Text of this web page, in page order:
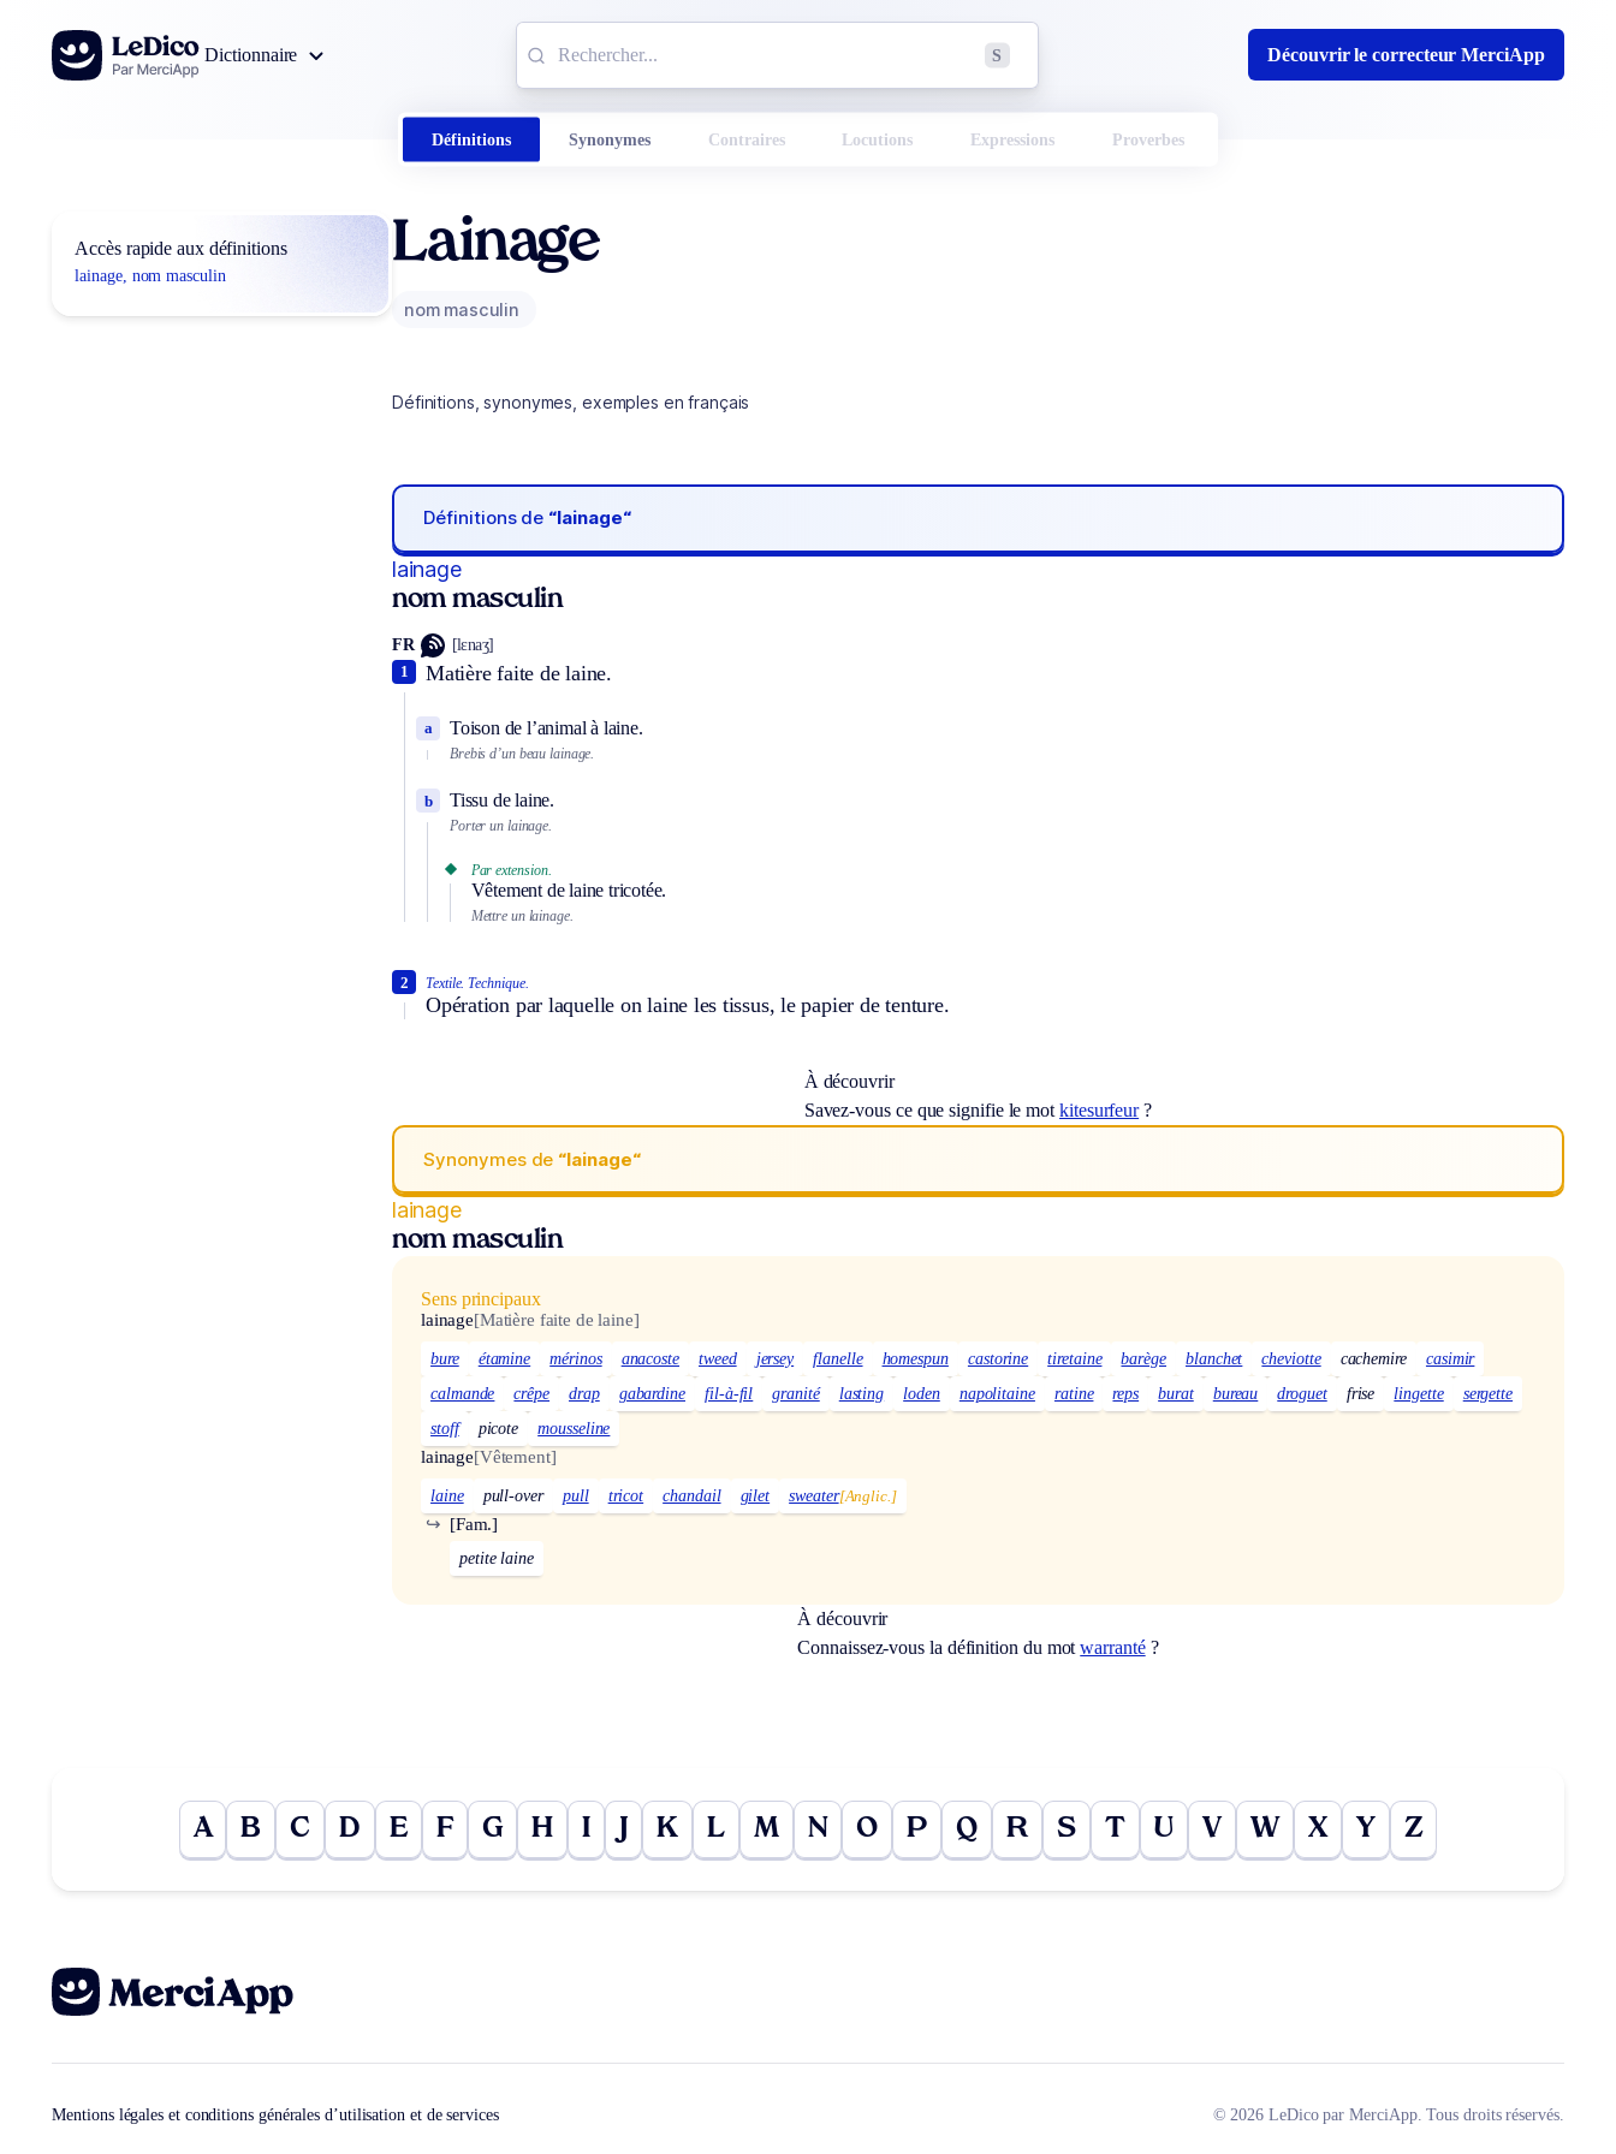
Aller au contenu
Dictionnaire
S Découvrir le correcteur MerciApp
Définitions Synonymes Contraires Locutions Expressions Proverbes
Accès rapide aux définitions
lainage, nom masculin
Lainage
nom masculin
Définitions, synonymes, exemples en français
Définitions de “lainage“
lainage
nom masculin
FR [lɛnaʒ]
Matière faite de laine.
1
Toison de l’animal à laine.
a
Brebis d’un beau lainage.
Tissu de laine.
b
Porter un lainage.
Par extension.
Vêtement de laine tricotée.
Mettre un lainage.
Textile. Technique.
Opération par laquelle on laine les tissus, le papier de tenture.
2
À découvrir
Savez-vous ce que signifie le motkitesurfeur?
Synonymes de “lainage“
lainage
nom masculin
Sens principaux
lainage[Matière faite de laine]
bure étamine mérinos anacoste tweed jersey flanelle homespun castorine tiretaine barège blanchet cheviotte cachemire
casimir
calmande
crêpe drap gabardine fil-à-fil granité lasting loden napolitaine ratine reps burat bureau droguet frise lingette
sergette
stoff
picote mousseline
lainage[Vêtement]
laine pull-over pull tricot chandail gilet sweater[Anglic.]
[Fam.]
↪
petite laine
À découvrir
Connaissez-vous la définition du motwarranté?
A B C D E F G H I K L M N O P Q R S T U V W X Y Z
Mentions légales et conditions générales d’utilisation et de services © 2026 LeDico par MerciApp. Tous droits réservés.